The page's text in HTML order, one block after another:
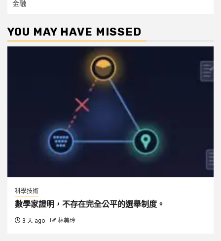
金融
YOU MAY HAVE MISSED
科學技術
數學家證明，不存在完全公平的選舉制度。
3 天 ago 林美玲